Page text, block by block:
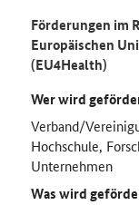
Förderungen im
Europäischen
(EU4Health)
Wer wird
Verband/
Hochschule,
Unternehmen
Was wird